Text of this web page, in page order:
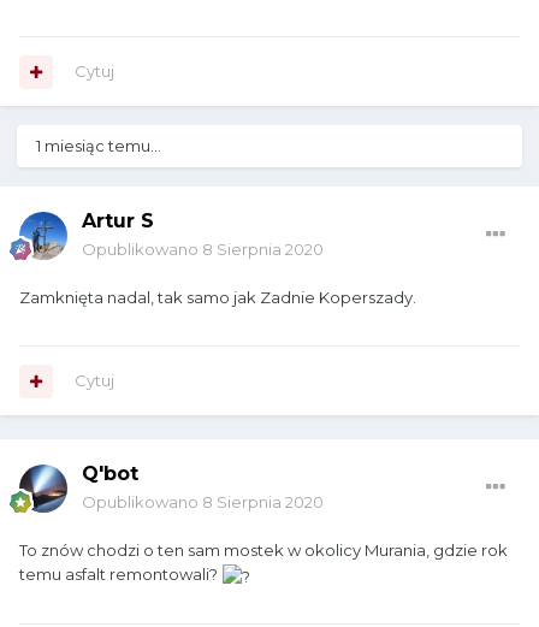
Cytuj
1 miesiąc temu...
Artur S
Opublikowano 8 Sierpnia 2020
Zamknięta nadal, tak samo jak Zadnie Koperszady.
Cytuj
Q'bot
Opublikowano 8 Sierpnia 2020
To znów chodzi o ten sam mostek w okolicy Murania, gdzie rok
temu asfalt remontowali?